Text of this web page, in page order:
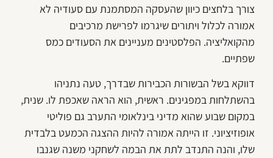
צורך בלחצים כיוון שהעסקה המסתמנת עם סעודיה לא
אמורה לכלול ויתורים שיגרמו לפרישת מרכיבים
מהקואליציה. הפלסטינים מעניינים את הסעודים כמס
שפתיים.
דווקא בשל הבשורות הכבירות שבדרך, טעה נתניהו
בהשתלחות במפגינים. ראשית, הוא הראה שאכפת לו. שנית,
במקום שבוע שהוא מדיני בינלאומי התערב גם פוליטי
אופוזיציוני. זו הייתה אמורה להיות ההצגה הכמעט בלבדית
שלו, והנה התנדב לתת את הבמה לשחקני משנה שגנבו